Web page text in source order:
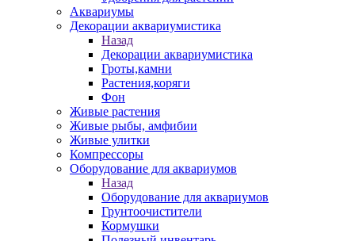
Аквариумы
Декорации аквариумистика
Назад
Декорации аквариумистика
Гроты,камни
Растения,коряги
Фон
Живые растения
Живые рыбы, амфибии
Живые улитки
Компрессоры
Оборудование для аквариумов
Назад
Оборудование для аквариумов
Грунтоочистители
Кормушки